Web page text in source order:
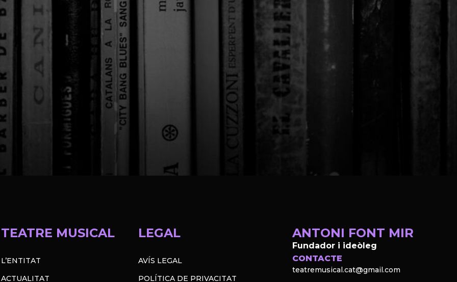
TEATRE MUSICAL
L’ENTITAT
ACTUALITAT
LEGAL
AVÍS LEGAL
POLÍTICA DE PRIVACITAT
ANTONI FONT MIR
Fundador i ideòleg
CONTACTE
teatremusical.cat@gmail.com